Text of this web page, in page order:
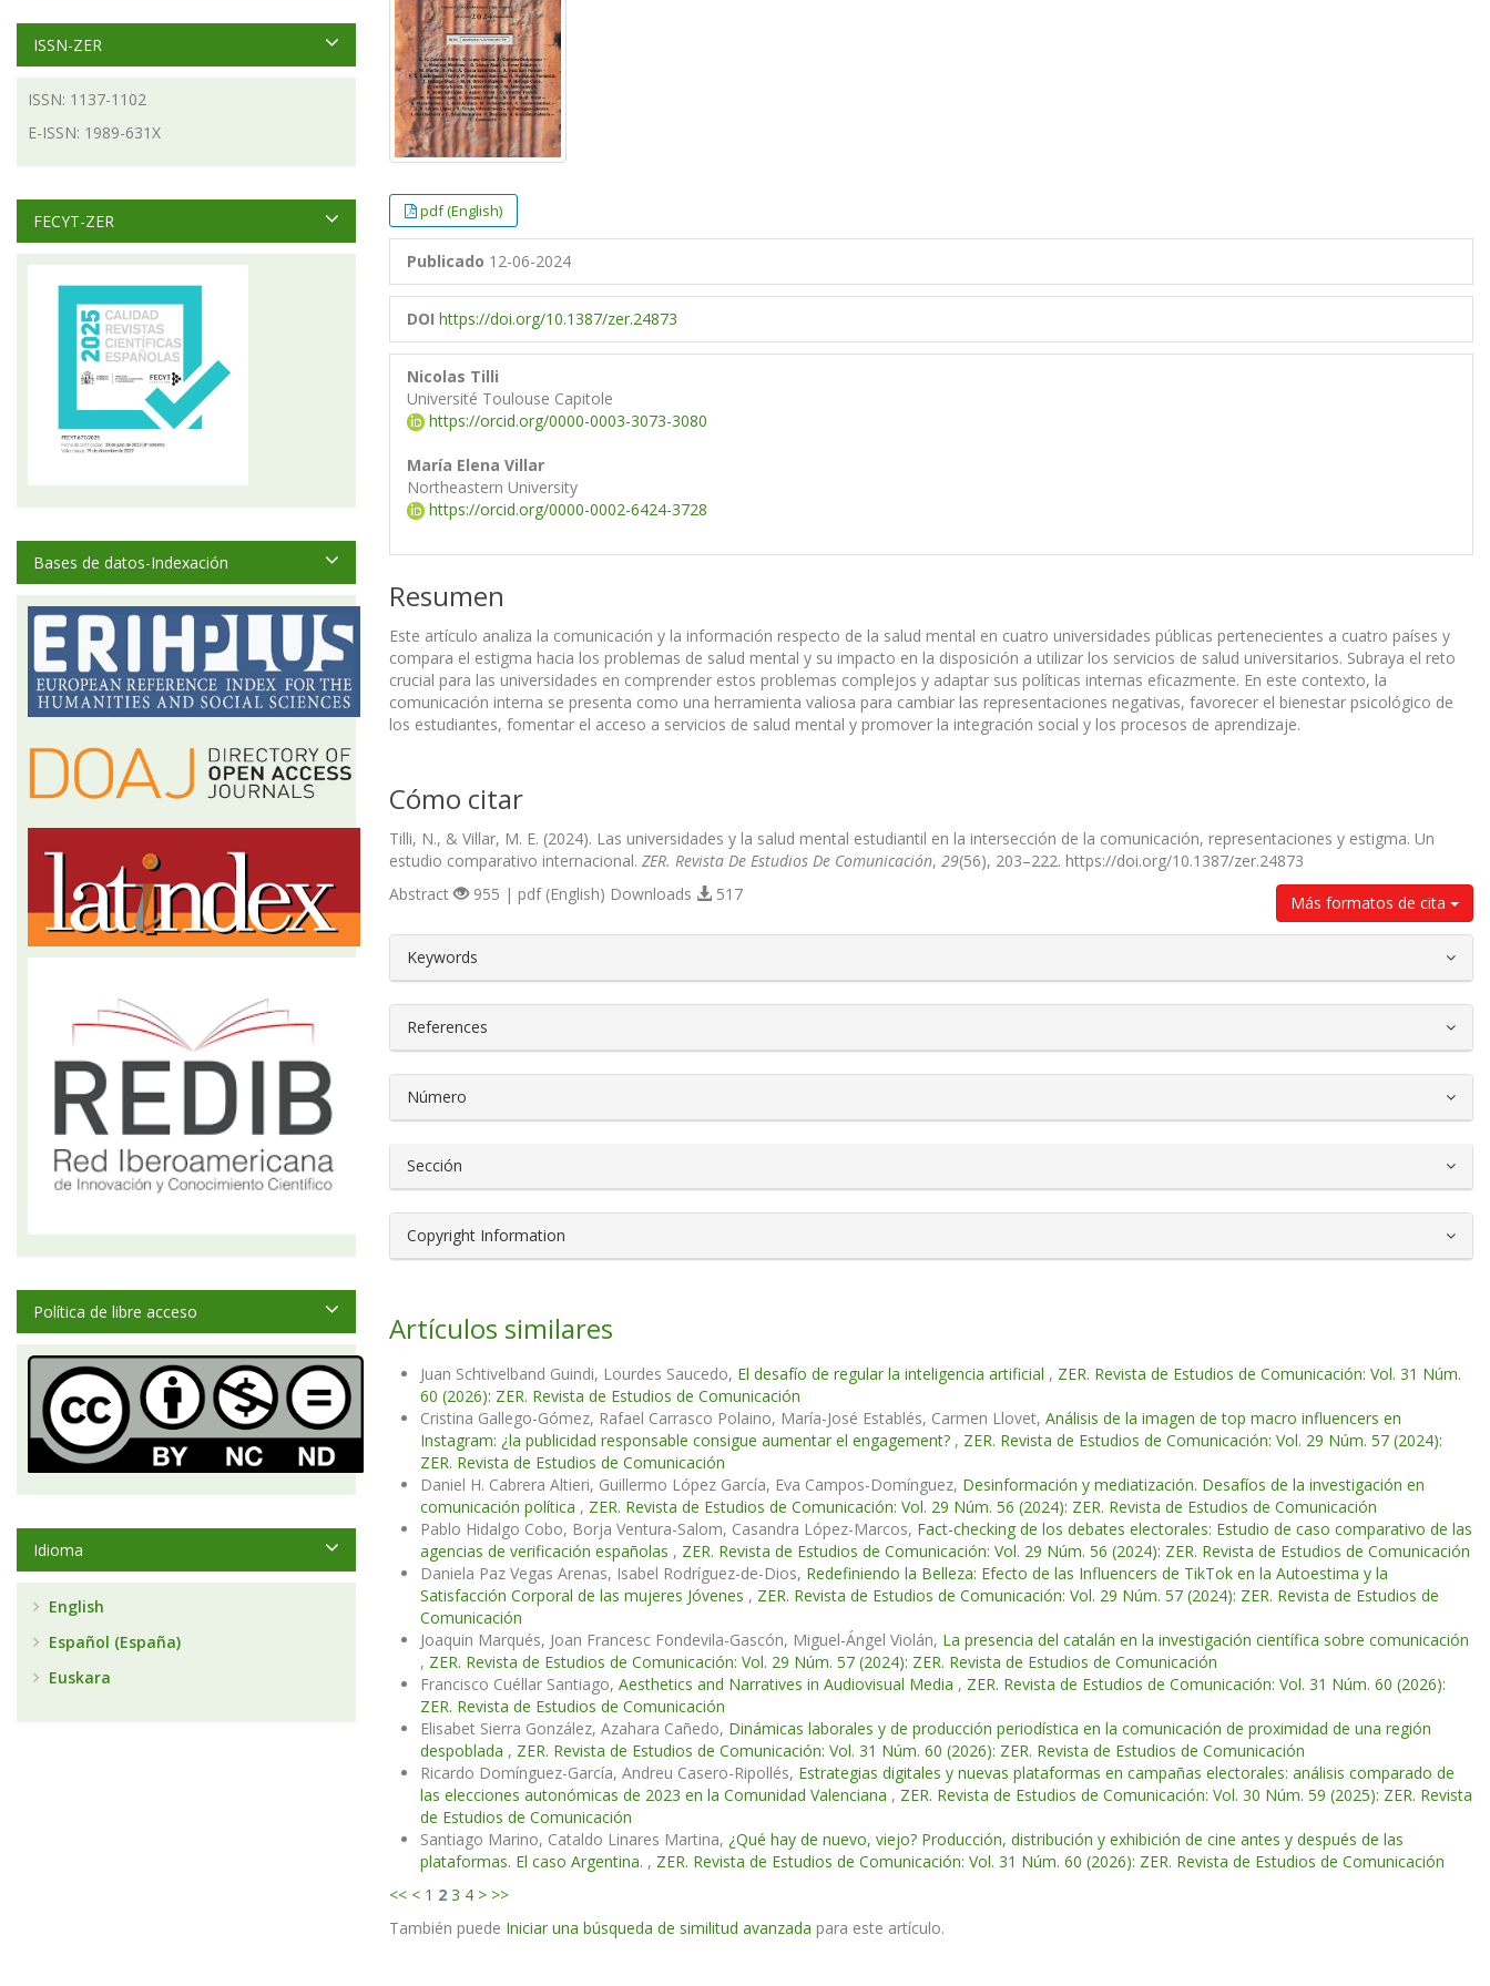
pdf (English)
Publicado 12-06-2024
DOI https://doi.org/10.1387/zer.24873
Nicolas Tilli
Université Toulouse Capitole
https://orcid.org/0000-0003-3073-3080
María Elena Villar
Northeastern University
https://orcid.org/0000-0002-6424-3728
Resumen
Este artículo analiza la comunicación y la información respecto de la salud mental en cuatro universidades públicas pertenecientes a cuatro países y
compara el estigma hacia los problemas de salud mental y su impacto en la disposición a utilizar los servicios de salud universitarios. Subraya el reto
crucial para las universidades en comprender estos problemas complejos y adaptar sus políticas internas eficazmente. En este contexto, la
comunicación interna se presenta como una herramienta valiosa para cambiar las representaciones negativas, favorecer el bienestar psicológico de
los estudiantes, fomentar el acceso a servicios de salud mental y promover la integración social y los procesos de aprendizaje.
Cómo citar
Tilli, N., & Villar, M. E. (2024). Las universidades y la salud mental estudiantil en la intersección de la comunicación, representaciones y estigma. Un
estudio comparativo internacional. ZER. Revista De Estudios De Comunicación, 29(56), 203–222. https://doi.org/10.1387/zer.24873
Más formatos de cita
Abstract 955 | pdf (English) Downloads 517
##plugins.themes.bootstrap3.article.details##
Keywords
References
Número
Sección
Copyright Information
Artículos similares
Juan Schtivelband Guindi, Lourdes Saucedo, El desafío de regular la inteligencia artificial , ZER. Revista de Estudios de Comunicación: Vol. 31 Núm.
60 (2026): ZER. Revista de Estudios de Comunicación
Cristina Gallego-Gómez, Rafael Carrasco Polaino, María-José Establés, Carmen Llovet, Análisis de la imagen de top macro influencers en
Instagram: ¿la publicidad responsable consigue aumentar el engagement? , ZER. Revista de Estudios de Comunicación: Vol. 29 Núm. 57 (2024):
ZER. Revista de Estudios de Comunicación
Daniel H. Cabrera Altieri, Guillermo López García, Eva Campos-Domínguez, Desinformación y mediatización. Desafíos de la investigación en
comunicación política , ZER. Revista de Estudios de Comunicación: Vol. 29 Núm. 56 (2024): ZER. Revista de Estudios de Comunicación
Pablo Hidalgo Cobo, Borja Ventura-Salom, Casandra López-Marcos, Fact-checking de los debates electorales: Estudio de caso comparativo de las
agencias de verificación españolas , ZER. Revista de Estudios de Comunicación: Vol. 29 Núm. 56 (2024): ZER. Revista de Estudios de Comunicación
Daniela Paz Vegas Arenas, Isabel Rodríguez-de-Dios, Redefiniendo la Belleza: Efecto de las Influencers de TikTok en la Autoestima y la
Satisfacción Corporal de las mujeres Jóvenes , ZER. Revista de Estudios de Comunicación: Vol. 29 Núm. 57 (2024): ZER. Revista de Estudios de
Comunicación
Joaquin Marqués, Joan Francesc Fondevila-Gascón, Miguel-Ángel Violán, La presencia del catalán en la investigación científica sobre comunicación
, ZER. Revista de Estudios de Comunicación: Vol. 29 Núm. 57 (2024): ZER. Revista de Estudios de Comunicación
Francisco Cuéllar Santiago, Aesthetics and Narratives in Audiovisual Media , ZER. Revista de Estudios de Comunicación: Vol. 31 Núm. 60 (2026):
ZER. Revista de Estudios de Comunicación
Elisabet Sierra González, Azahara Cañedo, Dinámicas laborales y de producción periodística en la comunicación de proximidad de una región
despoblada , ZER. Revista de Estudios de Comunicación: Vol. 31 Núm. 60 (2026): ZER. Revista de Estudios de Comunicación
Ricardo Domínguez-García, Andreu Casero-Ripollés, Estrategias digitales y nuevas plataformas en campañas electorales: análisis comparado de
las elecciones autonómicas de 2023 en la Comunidad Valenciana , ZER. Revista de Estudios de Comunicación: Vol. 30 Núm. 59 (2025): ZER. Revista
de Estudios de Comunicación
Santiago Marino, Cataldo Linares Martina, ¿Qué hay de nuevo, viejo? Producción, distribución y exhibición de cine antes y después de las
plataformas. El caso Argentina. , ZER. Revista de Estudios de Comunicación: Vol. 31 Núm. 60 (2026): ZER. Revista de Estudios de Comunicación
<< < 1 2 3 4 > >>
También puede Iniciar una búsqueda de similitud avanzada para este artículo.
ISSN-ZER
ISSN: 1137-1102
E-ISSN: 1989-631X
FECYT-ZER
Bases de datos-Indexación
Política de libre acceso
Idioma
English
Español (España)
Euskara